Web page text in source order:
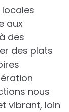
aux
des
des plats
nous
vibrant, loin